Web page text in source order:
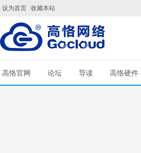
设为首页 收藏本站
高恪官网 论坛 导读 高恪硬件